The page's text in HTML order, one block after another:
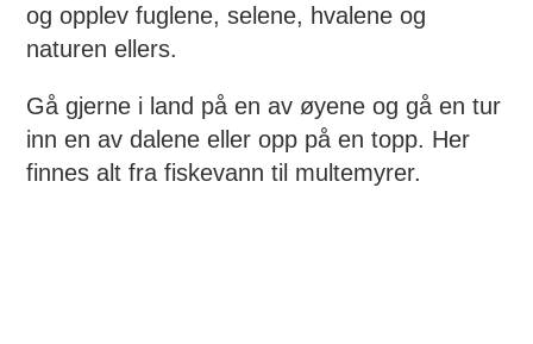
og opplev fuglene, selene, hvalene og
naturen ellers.
Gå gjerne i land på en av øyene og gå en tur
inn en av dalene eller opp på en topp. Her
finnes alt fra fiskevann til multemyrer.